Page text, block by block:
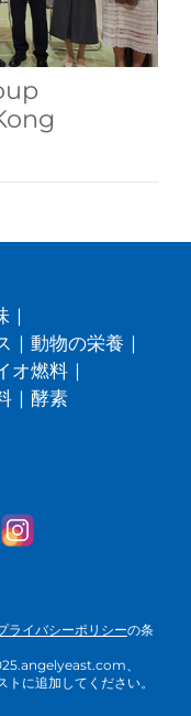
|
| 動物の栄養 |
オ燃料 |
| 酵素
ライバシーポリシーの条
、
に追加してください。